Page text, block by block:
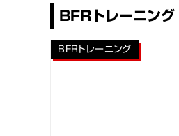
BFRトレーニング
BFRトレーニング